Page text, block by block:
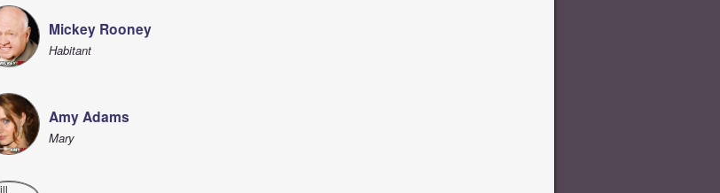
Mickey Rooney
Habitant
Amy Adams
Mary